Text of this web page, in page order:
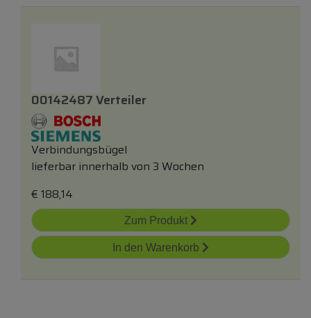
00142487 Verteiler
Verbindungsbügel
lieferbar innerhalb von 3 Wochen
€ 188,14
Zum Produkt
In den Warenkorb